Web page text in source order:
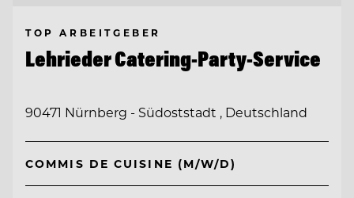
TOP ARBEITGEBER
Lehrieder Catering-Party-Service
90471 Nürnberg - Südoststadt , Deutschland
COMMIS DE CUISINE (M/W/D)